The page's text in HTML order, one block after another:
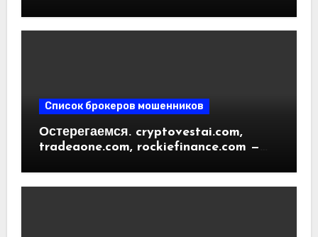
Список брокеров мошенников
Остерегаемся. cryptovestai.com,
tradeaone.com, rockiefinance.com —